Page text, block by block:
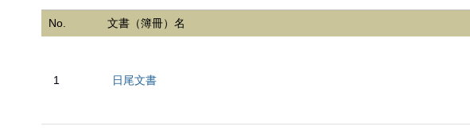
No. 文書（簿冊）名
1 日尾文書